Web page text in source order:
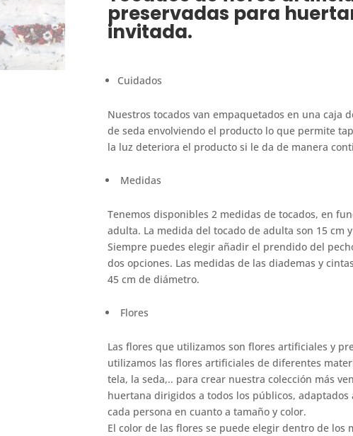
preservadas para
invitada.
Cuidados
Nuestros tocados van empaquetados en una caja
de seda envolviendo el producto lo que permite
la luz deteriora el producto si le da de manera
Medidas
Tenemos disponibles 2 medidas de tocados, en
adulta. La medida del tocado de adulta son 15 cm
Siempre puedes elegir añadir el prendido del
dos opciones. Las medidas de las diademas y
45 cm de diámetro.
Flores
Las flores que utilizamos son flores artificiales y
utilizamos las flores artificiales de diferentes
tela, la seda,.. para crear nuestra colección más
huertana dirigidos a todos los públicos, adaptados
cada persona en cuanto a tamaño y color.
El color de las flores se puede elegir dentro de los